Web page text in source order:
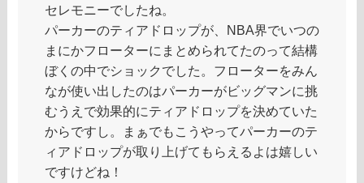
セレモニーでしたね。
パーカーのティアドロップが、NBA界でいつの
まにかフローターにまとめられてたのって結構
ぼくの中でショックでした。フローターをみん
なが使い出したのはパーカーがビッグマンに挑
むうえで効果的にティアドロップを決めていた
からですし。まぁでもこうやってパーカーのテ
ィアドロップが取り上げてもらえるよは嬉しい
ですけどね！